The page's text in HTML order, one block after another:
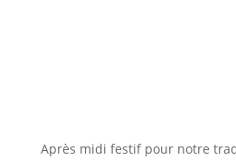
Après midi festif pour notre